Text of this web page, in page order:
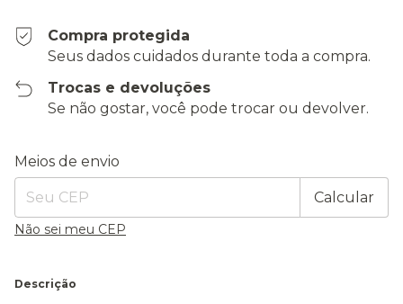
Compra protegida
Seus dados cuidados durante toda a compra.
Trocas e devoluções
Se não gostar, você pode trocar ou devolver.
Entregas para o CEP:
Meios de envio
Calcular
Não sei meu CEP
Descrição